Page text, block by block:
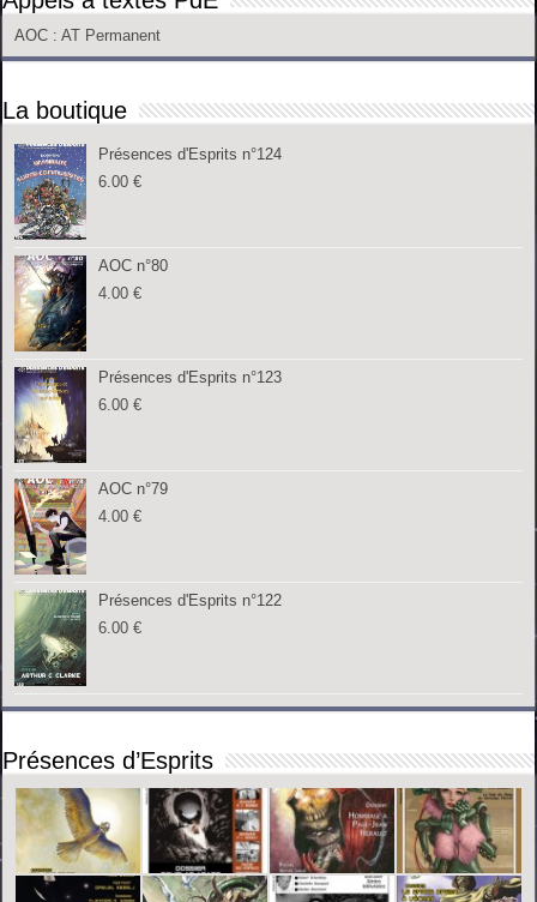
AOC : AT Permanent
La boutique
Présences d'Esprits n°124
6.00€
AOC n°80
4.00€
Présences d'Esprits n°123
6.00€
AOC n°79
4.00€
Présences d'Esprits n°122
6.00€
Présences d’Esprits